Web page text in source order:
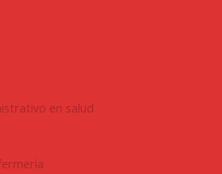
en salud